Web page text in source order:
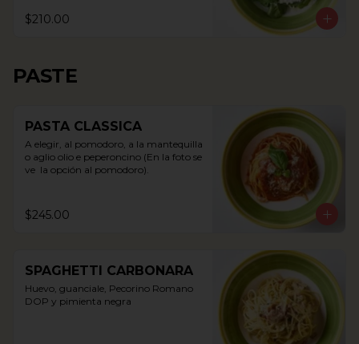
$210.00
PASTE
PASTA CLASSICA
A elegir, al pomodoro, a la mantequilla
o aglio olio e peperoncino (En la foto se
ve  la opción al pomodoro).
$245.00
SPAGHETTI CARBONARA
Huevo, guanciale, Pecorino Romano
DOP y pimienta negra